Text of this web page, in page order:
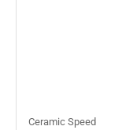
Ceramic Speed